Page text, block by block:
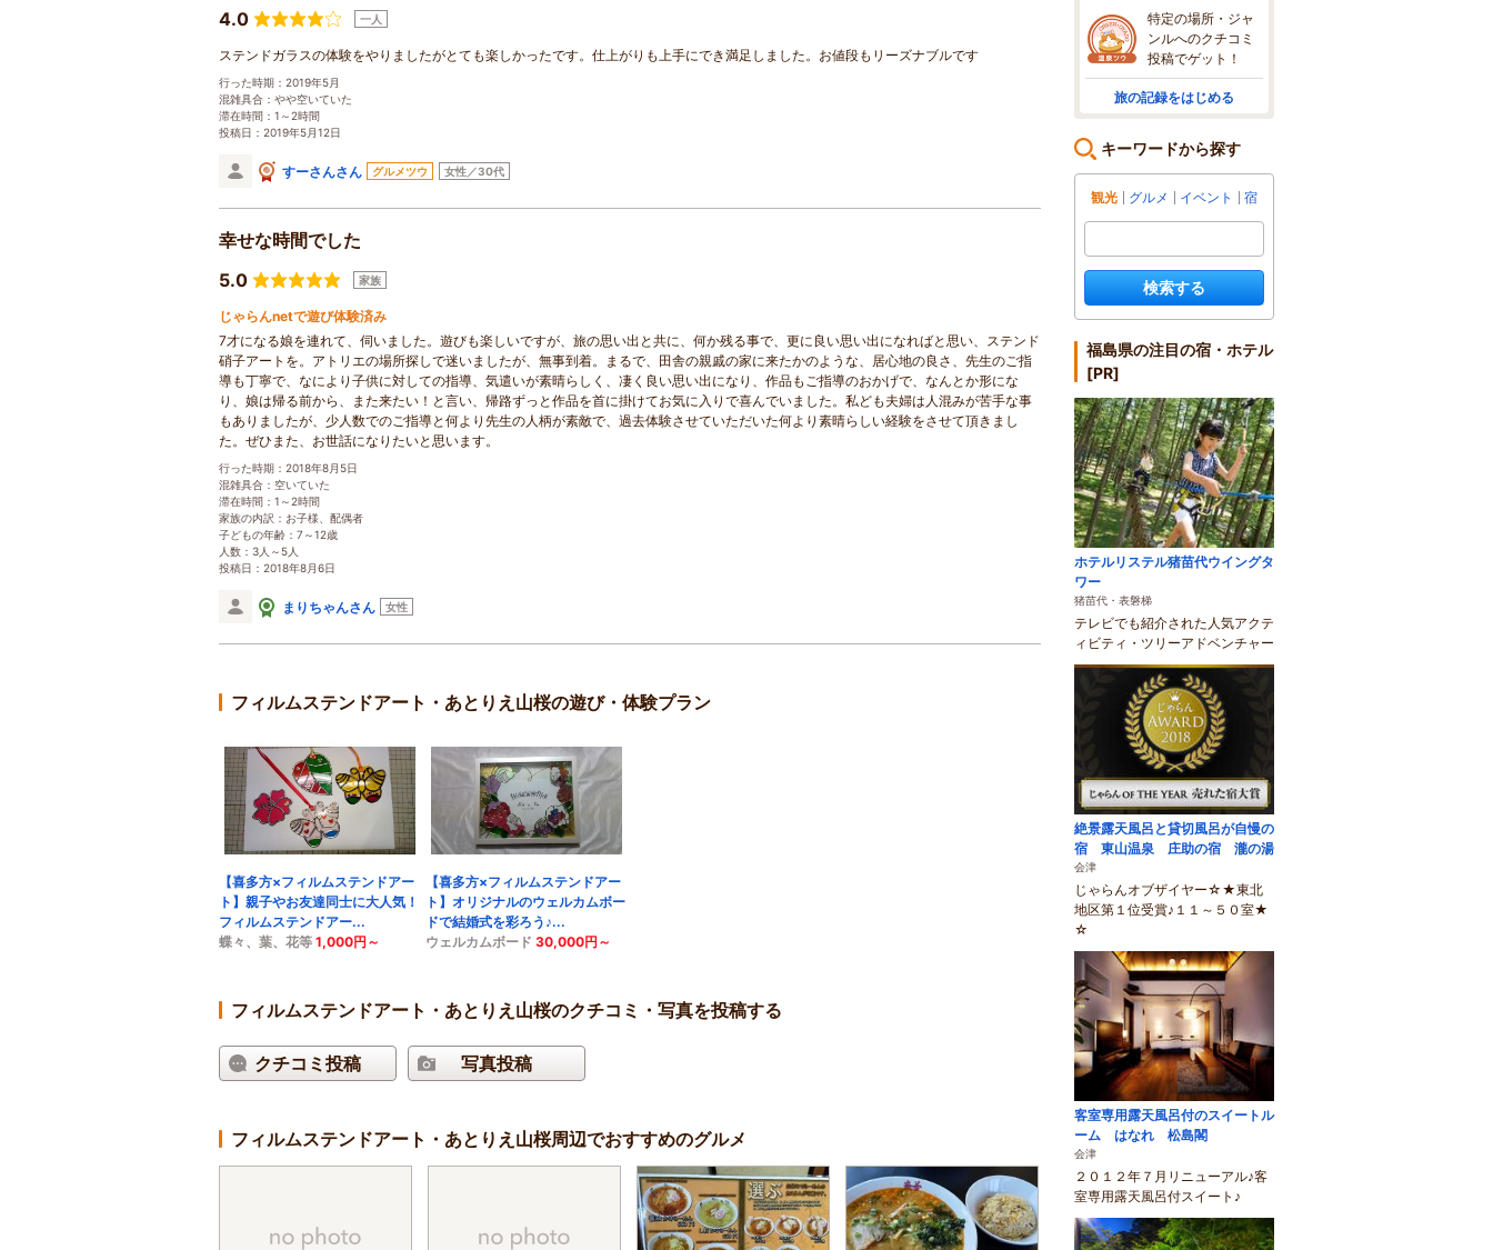
4.0
一人
ステンドガラスの体験をやりましたがとても楽しかったです。仕上がりも上手にでき満足しました。お値段もリーズナブルです
行った時期：2019年5月
混雑具合：やや空いていた
滞在時間：1～2時間
投稿日：2019年5月12日
すーさんさん グルメツウ 女性／30代
幸せな時間でした
5.0
家族
じゃらんnetで遊び体験済み
7才になる娘を連れて、伺いました。遊びも楽しいですが、旅の思い出と共に、何か残る事で、更に良い思い出になればと思い、ステンド
硝子アートを。アトリエの場所探しで迷いましたが、無事到着。まるで、田舎の親戚の家に来たかのような、居心地の良さ、先生のご指
導も丁寧で、なにより子供に対しての指導、気遣いが素晴らしく、凄く良い思い出になり、作品もご指導のおかげで、なんとか形にな
り、娘は帰る前から、また来たい！と言い、帰路ずっと作品を首に掛けてお気に入りで喜んでいました。私ども夫婦は人混みが苦手な事
もありましたが、少人数でのご指導と何より先生の人柄が素敵で、過去体験させていただいた何より素晴らしい経験をさせて頂きまし
た。ぜひまた、お世話になりたいと思います。
行った時期：2018年8月5日
混雑具合：空いていた
滞在時間：1～2時間
家族の内訳：お子様、配偶者
子どもの年齢：7～12歳
人数：3人～5人
投稿日：2018年8月6日
まりちゃんさん 女性
フィルムステンドアート・あとりえ山桜の遊び・体験プラン
【喜多方×フィルムステンドアー
ト】親子やお友達同士に大人気！
フィルムステンドアー...
蝶々、葉、花等 1,000円～
【喜多方×フィルムステンドアー
ト】オリジナルのウェルカムボー
ドで結婚式を彩ろう♪...
ウェルカムボード 30,000円～
フィルムステンドアート・あとりえ山桜のクチコミ・写真を投稿する
クチコミ投稿 写真投稿
フィルムステンドアート・あとりえ山桜周辺でおすすめのグルメ
特定の場所・ジャ
ンルへのクチコミ
投稿でゲット！
旅の記録をはじめる
キーワードから探す
観光 グルメ イベント 宿
検索する
福島県の注目の宿・ホテル
[PR]
ホテルリステル猪苗代ウイングタ
ワー
猪苗代・表磐梯
テレビでも紹介された人気アクテ
ィビティ・ツリーアドベンチャー
絶景露天風呂と貸切風呂が自慢の
宿 東山温泉 庄助の宿 瀧の湯
会津
じゃらんオブザイヤー☆★東北
地区第１位受賞♪１１～５０室★
☆
客室専用露天風呂付のスイートル
ーム はなれ 松島閣
会津
２０１２年７月リニューアル♪客
室専用露天風呂付スイート♪